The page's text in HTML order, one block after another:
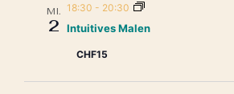
MI.
2
18:30 - 20:30
Intuitives Malen
CHF15